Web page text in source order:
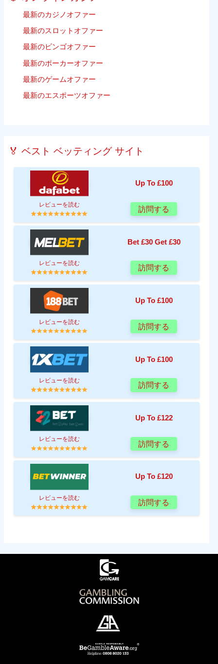
最新のカジノオファー
最新のスロットオファー
最新のビンゴオファー
最新のポーカーオファー
最新のゲームオファー
最新のエスポーツオファー
🏅 ベスト ベッティング サイト
Up To £100
レビューを読む
訪問する
Bet £30 Get £30
レビューを読む
訪問する
Up To £100
レビューを読む
訪問する
Up To £100
レビューを読む
訪問する
Up To £122
レビューを読む
訪問する
Up To £120
レビューを読む
訪問する